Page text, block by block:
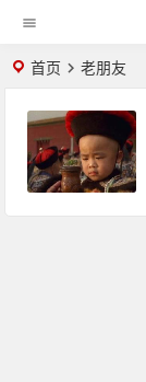
首页 老朋友